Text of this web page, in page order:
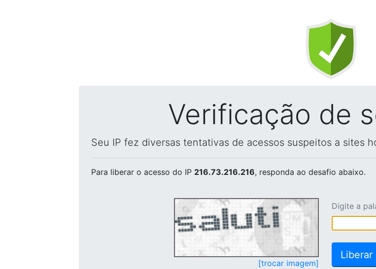
Verificação de
Seu IP fez diversas tentativas de acessos suspeitos a sites
Para liberar o acesso do IP 216.73.216.216, responda ao desafio abaixo.
[trocar imagem]
Digite a